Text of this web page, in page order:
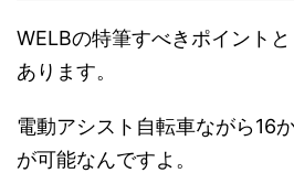
WELBの特筆すべきポイント
あります。
電動アシスト自転車ながら16
が可能なんですよ。